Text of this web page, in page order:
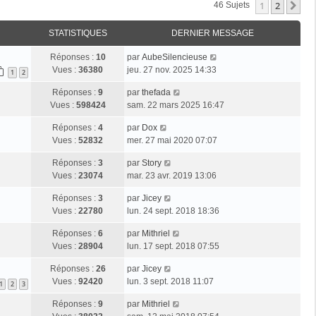
46 Sujets 1 2
STATISTIQUES DERNIER MESSAGE
1 2
Réponses : 10
Vues : 36380
par AubeSilencieuse
jeu. 27 nov. 2025 14:33
Réponses : 9
Vues : 598424
par thefada
sam. 22 mars 2025 16:47
Réponses : 4
Vues : 52832
par Dox
mer. 27 mai 2020 07:07
Réponses : 3
Vues : 23074
par Story
mar. 23 avr. 2019 13:06
Réponses : 3
Vues : 22780
par Jicey
lun. 24 sept. 2018 18:36
Réponses : 6
Vues : 28904
par Mithriel
lun. 17 sept. 2018 07:55
1 2 3
Réponses : 26
Vues : 92420
par Jicey
lun. 3 sept. 2018 11:07
Réponses : 9
par Mithriel